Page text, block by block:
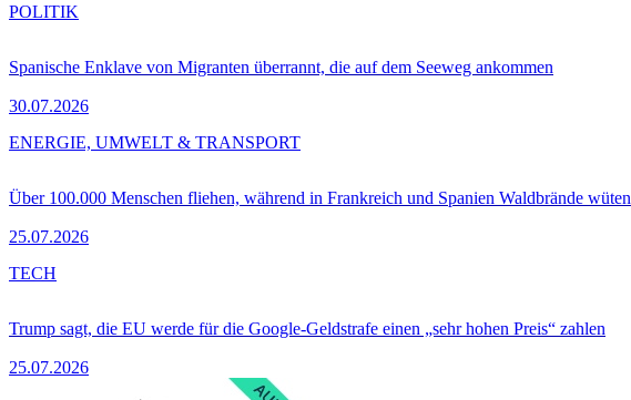
Spanische Enklave von Migranten überrannt, die auf dem Seeweg ankommen
30.07.2026
POLITIK
Über 100.000 Menschen fliehen, während in Frankreich und Spanien Waldbrände wüten
25.07.2026
ENERGIE, UMWELT & TRANSPORT
Trump sagt, die EU werde für die Google-Geldstrafe einen „sehr hohen Preis“ zahlen
25.07.2026
TECH